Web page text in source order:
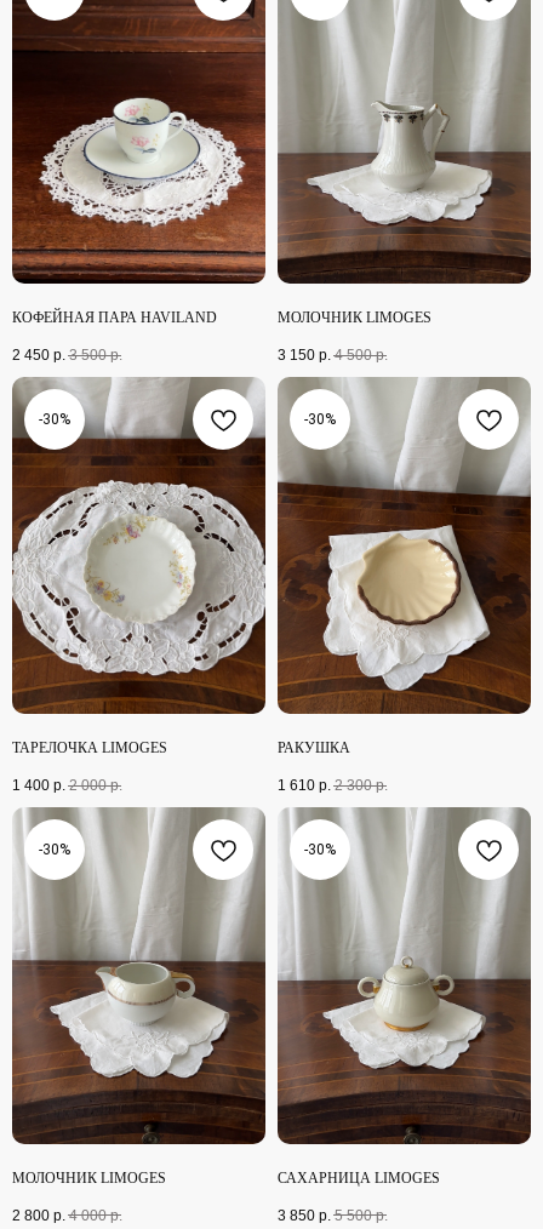
КОФЕЙНАЯ ПАРА HAVILAND
2 450 р. 3 500 р.
МОЛОЧНИК LIMOGES
3 150 р. 4 500 р.
-30%
ТАРЕЛОЧКА LIMOGES
1 400 р. 2 000 р.
-30%
РАКУШКА
1 610 р. 2 300 р.
-30%
МОЛОЧНИК LIMOGES
2 800 р. 4 000 р.
-30%
САХАРНИЦА LIMOGES
3 850 р. 5 500 р.